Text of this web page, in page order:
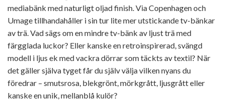
mediabänk med naturligt oljad finish. Via Copenhagen och
Umage tillhandahåller i sin tur lite mer utstickande tv-bänkar
av trä. Vad sägs om en mindre tv-bänk av ljust trä med
färgglada luckor? Eller kanske en retroinspirerad, svängd
modell i ljus ek med vackra dörrar som täckts av textil? När
det gäller själva tyget får du själv välja vilken nyans du
föredrar – smutsrosa, blekgrönt, mörkgrått, ljusgrått eller
kanske en unik, mellanblå kulör?